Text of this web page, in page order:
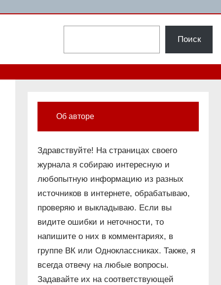
Поиск
Об авторе
Здравствуйте! На страницах своего
журнала я собираю интересную и
любопытную информацию из разных
источников в интернете, обрабатываю,
проверяю и выкладываю. Если вы
видите ошибки и неточности, то
напишите о них в комментариях, в
группе ВК или Одноклассниках. Также, я
всегда отвечу на любые вопросы.
Задавайте их на соответствующей